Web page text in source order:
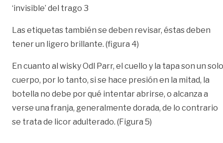
Las etiquetas también se deben revisar, éstas deben
tener un ligero brillante. (figura 4)
En cuanto al wisky Odl Parr, el cuello y la tapa son un solo
cuerpo, por lo tanto, si se hace presión en la mitad, la
botella no debe por qué intentar abrirse, o alcanza a
verse una franja, generalmente dorada, de lo contrario
se trata de licor adulterado. (Figura 5)